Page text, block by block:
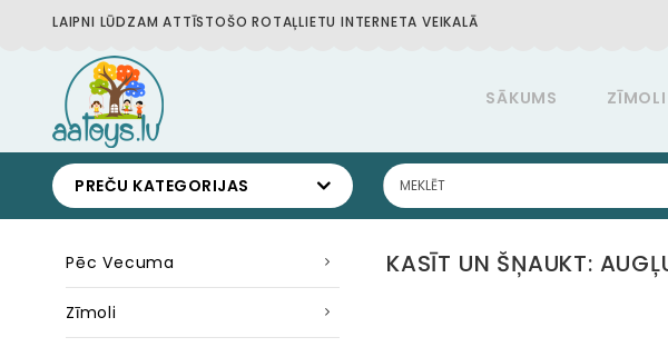
LAIPNI LŪDZAM ATTĪSTOŠO ROTAĻLIETU INTERNETA VEIKALĀ
SĀKUMS ZĪMOLI
PREČU KATEGORIJAS
Pēc Vecuma
Zīmoli
KASĪT UN ŠŅAUKT: